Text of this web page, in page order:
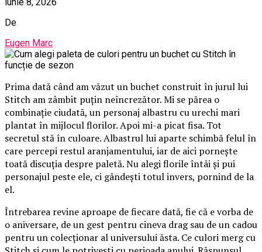
De
Eugen Marc
Prima dată când am văzut un buchet construit în jurul lui
Stitch am zâmbit puțin neîncrezător. Mi se părea o
combinație ciudată, un personaj albastru cu urechi mari
plantat în mijlocul florilor. Apoi mi-a picat fisa. Tot
secretul stă în culoare. Albastrul lui aparte schimbă felul în
care percepi restul aranjamentului, iar de aici pornește
toată discuția despre paletă. Nu alegi florile întâi și pui
personajul peste ele, ci gândești totul invers, pornind de la
el.
Întrebarea revine aproape de fiecare dată, fie că e vorba de
o aniversare, de un gest pentru cineva drag sau de un cadou
pentru un colecționar al universului ăsta. Ce culori merg cu